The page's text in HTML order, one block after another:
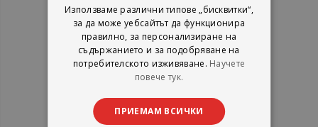
Мечтатели. The Dreamers (DVD)
Александра Видео
рейтинг:
1%
6,62 €
12,95 лв.
Използваме различни типове „бисквитки“,
за да може уебсайтът да функционира
правилно, за персонализиране на
съдържанието и за подобряване на
потребителското изживяване. Научете
повече тук.
ПРИЕМАМ ВСИЧКИ